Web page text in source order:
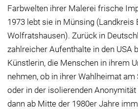
Farbwelten ihrer Malerei frische
1973 lebt sie in Münsing (Landkreis
Wolfratshausen). Zurück in
zahlreicher Aufenthalte in den USA
Künstlerin, die Menschen in ihrem
nehmen, ob in ihrer Wahlheimat am
oder in der isolierenden
dann ab Mitte der 1980er Jahre